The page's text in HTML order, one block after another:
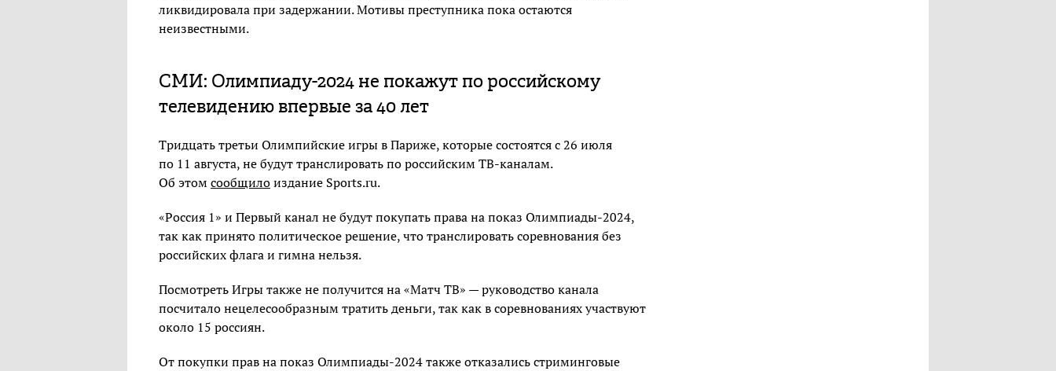
ликвидировала при задержании. Мотивы преступника пока остаются
неизвестными.
СМИ: Олимпиаду-2024 не покажут по российскому
телевидению впервые за 40 лет
Тридцать третьи Олимпийские игры в Париже, которые состоятся с 26 июля
по 11 августа, не будут транслировать по российским ТВ-каналам.
Об этомсообщилоиздание Sports.ru.
«Россия 1» и Первый канал не будут покупать права на показ Олимпиады-2024,
так как принято политическое решение, что транслировать соревнования без
российских флага и гимна нельзя.
Посмотреть Игры также не получится на «Матч ТВ» — руководство канала
посчитало нецелесообразным тратить деньги, так как в соревнованиях участвуют
около 15 россиян.
От покупки прав на показ Олимпиады-2024 также отказались стриминговые